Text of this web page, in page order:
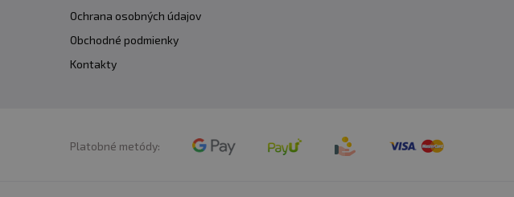
Ochrana osobných údajov
Obchodné podmienky
Kontakty
Platobné metódy: